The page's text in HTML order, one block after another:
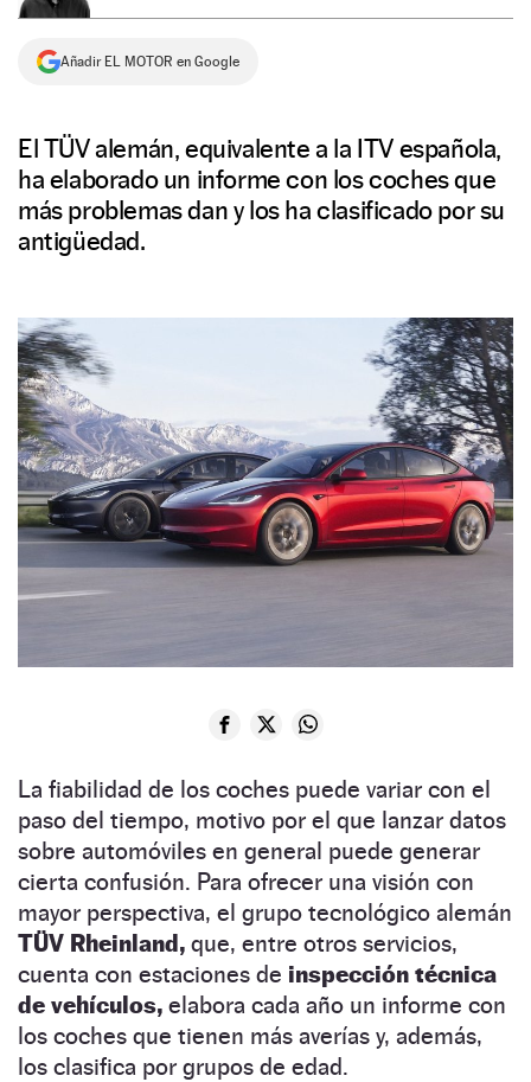
Añadir EL MOTOR en Google
El TÜV alemán, equivalente a la ITV española,
ha elaborado un informe con los coches que
más problemas dan y los ha clasificado por su
antigüedad.
La fiabilidad de los coches puede variar con el
paso del tiempo, motivo por el que lanzar datos
sobre automóviles en general puede generar
cierta confusión. Para ofrecer una visión con
mayor perspectiva, el grupo tecnológico alemán
TÜV Rheinland, que, entre otros servicios,
cuenta con estaciones de inspección técnica
de vehículos, elabora cada año un informe con
los coches que tienen más averías y, además,
los clasifica por grupos de edad.